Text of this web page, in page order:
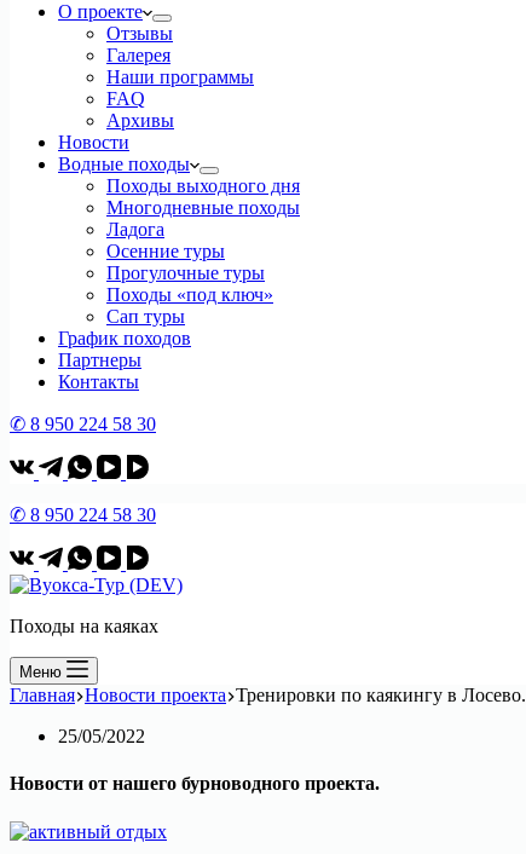
О проекте
Отзывы
Галерея
Наши программы
FAQ
Архивы
Новости
Водные походы
Походы выходного дня
Многодневные походы
Ладога
Осенние туры
Прогулочные туры
Походы «под ключ»
Сап туры
График походов
Партнеры
Контакты
✆ 8 950 224 58 30
✆ 8 950 224 58 30
Походы на каяках
Меню
Главная Новости проекта Тренировки по каякингу в Лосево.
25/05/2022
Новости от нашего бурноводного проекта.